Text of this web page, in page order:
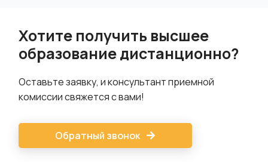
Хотите получить высшее
образование дистанционно?
Оставьте заявку, и консультант приемной
комиссии свяжется с вами!
Обратный звонок